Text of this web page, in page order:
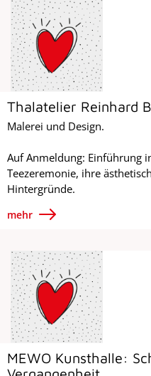
Thalatelier Reinhard
Malerei und Design.
Auf Anmeldung: Einführung
Teezeremonie, ihre
Hintergründe.
mehr
MEWO Kunsthalle: